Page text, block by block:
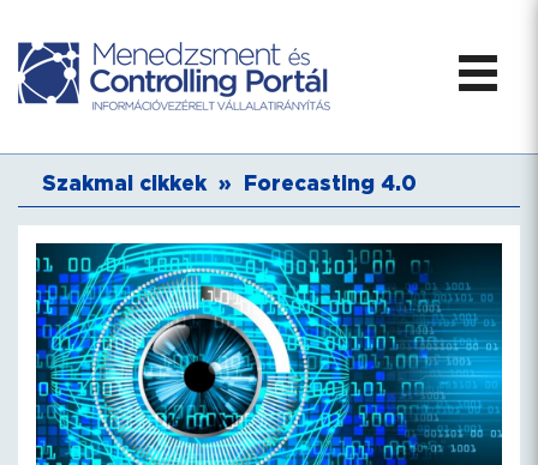
Szakmai cikkek » Forecasting 4.0